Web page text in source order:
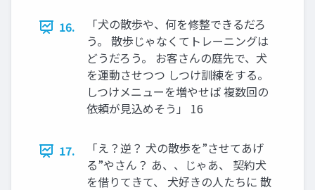
16.
「犬の散歩や、何を修整できるだろ
う。 散歩じゃなくてトレーニングは
どうだろう。 お客さんの庭先で、犬
を運動させつつ しつけ訓練をする。
しつけメニューを増やせば 複数回の
依頼が見込めそう」 16
17.
「え？逆？ 犬の散歩を”させてあげ
る”やさん？ あ、、じゃあ、 契約犬
を借りてきて、 犬好きの人たちに 散